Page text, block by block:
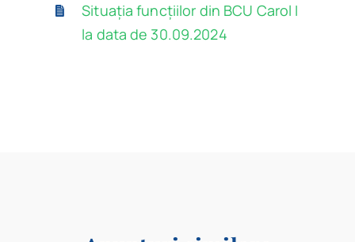
Situația funcțiilor din BCU Carol I
la data de 30.09.2024